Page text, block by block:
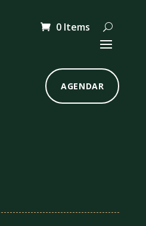
0 Items
AGENDAR